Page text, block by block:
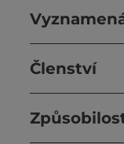
Členství